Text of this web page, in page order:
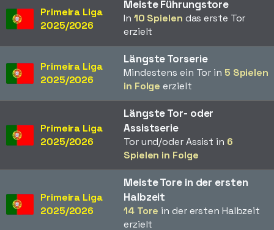
Primeira Liga
2025/2026
Meiste Führungstore
In 10 Spielen das erste Tor
erzielt
Primeira Liga
2025/2026
Längste Torserie
Mindestens ein Tor in 5 Spielen
in Folge erzielt
Primeira Liga
2025/2026
Längste Tor- oder
Assistserie
Tor und/oder Assist in 6
Spielen in Folge
Primeira Liga
2025/2026
Meiste Tore in der ersten
Halbzeit
14 Tore in der ersten Halbzeit
erzielt